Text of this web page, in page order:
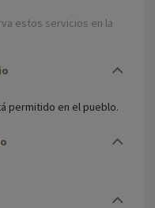
estos servicios en la
permitido en el pueblo.